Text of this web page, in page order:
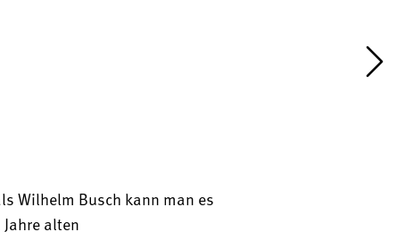
UMDENKEN
Wilhelm Busch kann man es
alten